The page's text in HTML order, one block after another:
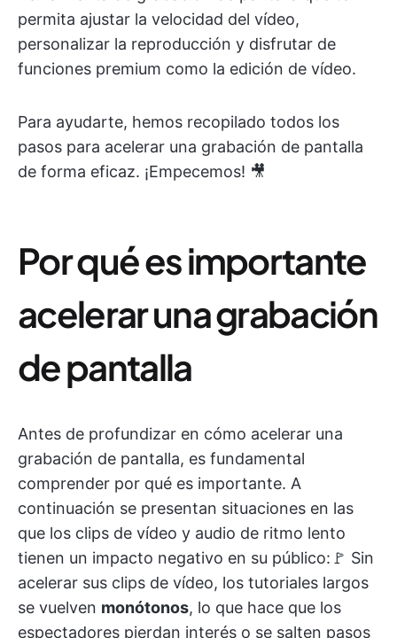
permita ajustar la velocidad del vídeo,
personalizar la reproducción y disfrutar de
funciones premium como la edición de vídeo.
Para ayudarte, hemos recopilado todos los
pasos para acelerar una grabación de pantalla
de forma eficaz. ¡Empecemos! 🎥
Por qué es importante
acelerar una grabación
de pantalla
Antes de profundizar en cómo acelerar una
grabación de pantalla, es fundamental
comprender por qué es importante. A
continuación se presentan situaciones en las
que los clips de vídeo y audio de ritmo lento
tienen un impacto negativo en su público:🚩 Sin
acelerar sus clips de vídeo, los tutoriales largos
se vuelven monótonos, lo que hace que los
espectadores pierdan interés o se salten pasos